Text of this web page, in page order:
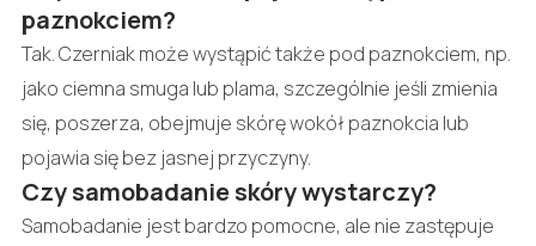
paznokciem?
Tak. Czerniak może wystąpić także pod paznokciem, np.
jako ciemna smuga lub plama, szczególnie jeśli zmienia
się, poszerza, obejmuje skórę wokół paznokcia lub
pojawia się bez jasnej przyczyny.
Czy samobadanie skóry wystarczy?
Samobadanie jest bardzo pomocne, ale nie zastępuje